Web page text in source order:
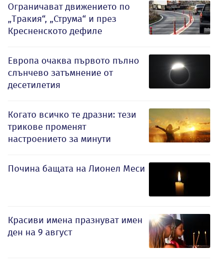
Ограничават движението по
„Тракия“, „Струма“ и през
Кресненското дефиле
Европа очаква първото пълно
слънчево затъмнение от
десетилетия
Когато всичко те дразни: тези
трикове променят
настроението за минути
Почина бащата на Лионел Меси
Красиви имена празнуват имен
ден на 9 август